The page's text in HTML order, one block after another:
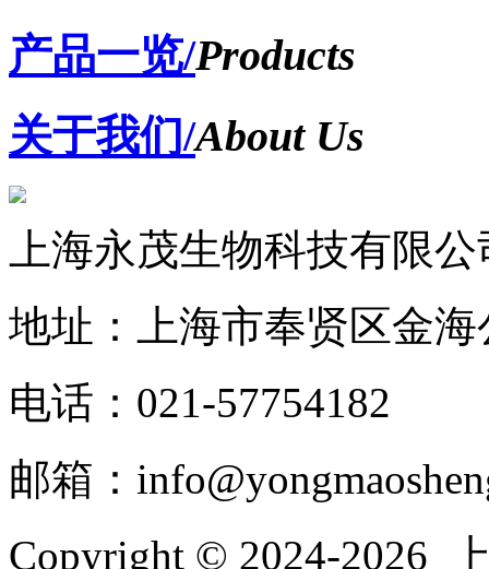
产品一览/Products
关于我们/About Us
上海永茂生物科技有限公
地址：上海市奉贤区金海
电话：021-57754182
邮箱：
Copyright © 2024-2026